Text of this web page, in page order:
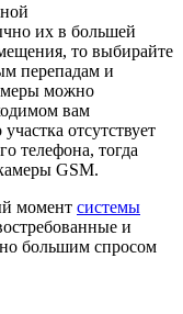
их в большей
то выбирайте
перепадам и
можно
вам
отсутствует
телефона, тогда
GSM.
момент системы
и
большим спросом